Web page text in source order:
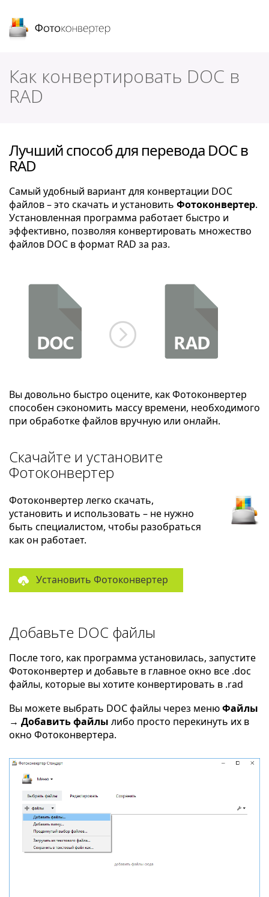
Как конвертировать DOC в
RAD
Лучший способ для перевода DOC в
RAD
Самый удобный вариант для конвертации DOC
файлов – это скачать и установить Фотоконвертер.
Установленная программа работает быстро и
эффективно, позволяя конвертировать множество
файлов DOC в формат RAD за раз.
Вы довольно быстро оцените, как Фотоконвертер
способен сэкономить массу времени, необходимого
при обработке файлов вручную или онлайн.
Скачайте и установите
Фотоконвертер
Фотоконвертер легко скачать,
установить и использовать – не нужно
быть специалистом, чтобы разобраться
как он работает.
Установить Фотоконвертер
Добавьте DOC файлы
После того, как программа установилась, запустите
Фотоконвертер и добавьте в главное окно все .doc
файлы, которые вы хотите конвертировать в .rad
Вы можете выбрать DOC файлы через менюФайлы
→ Добавить файлы либо просто перекинуть их в
окно Фотоконвертера.